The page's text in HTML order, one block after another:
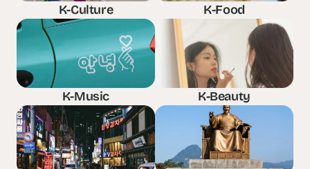
K-Culture K-Food
K-Music K-Beauty